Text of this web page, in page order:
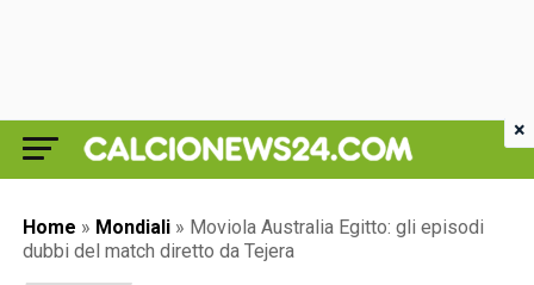
Home » Mondiali » Moviola Australia Egitto: gli episodi
dubbi del match diretto da Tejera
×